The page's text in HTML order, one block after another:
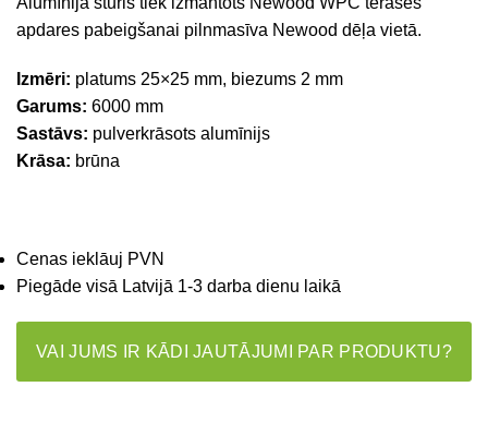
apdares pabeigšanai pilnmasīva Newood dēļa vietā.
Izmēri: platums 25×25 mm, biezums 2 mm
Garums: 6000 mm
Sastāvs: pulverkrāsots alumīnijs
Krāsa: brūna
Cenas ieklāuj PVN
Piegāde visā Latvijā 1-3 darba dienu laikā
VAI JUMS IR KĀDI JAUTĀJUMI PAR PRODUKTU?